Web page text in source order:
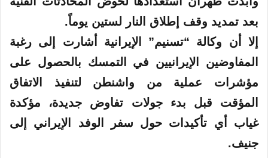
بعد تمديد وقف إطلاق النار لستين يوماً.
إلا أن وكالة “تسنيم” الإيرانية أشارت إلى رغبة
المفاوضين الإيرانيين في التمسك بالحصول على
مؤشرات عملية من واشنطن لتنفيذ الاتفاق
المؤقت قبل بدء جولات تفاوض جديدة، مؤكدة
غياب أي تأكيدات حول سفر الوفد الإيراني إلى
جنيف.